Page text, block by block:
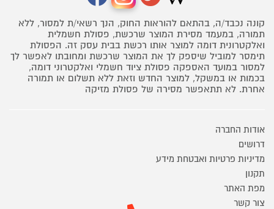
קונה נכבד/ה, בהתאם להוראות החוק, הנך רשאי/ת למסור, ללא
תמורה, במעמד מסירת המוצר שרכשת, פסולת חשמלית
ואלקטרונית דומה למוצר אותו רכשת בבית עסק זה. הפסולת
תימסר למוביל שיספק לך את המוצר שרכשת ומחובתו לאפשר לך
למסור במועד האספקה פסולת ציוד חשמלי ואלקטרוני דומה,
בכמות או במשקל, למוצר החדש וזאת ללא תשלום או תמורה
אחרת. לא תתאפשר מסירה של פסולת מזיקה
אודות החברה
דרושים
מדיניות פרטיות ואבטחת מידע
תקנון
מפת האתר
צור קשר